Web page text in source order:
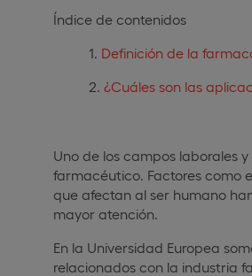
Índice de contenidos
Definición de la
¿Cuáles son las
Uno de los campos laborales
farmacéutico. Factores como
que afectan al ser humano
mayor atención.
En la Universidad Europea
relacionados con la industria